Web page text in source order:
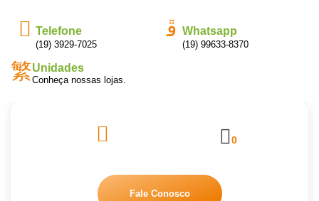
Telefone
(19) 3929-7025
Whatsapp
(19) 99633-8370
Unidades
Conheça nossas lojas.
0
Fale Conosco